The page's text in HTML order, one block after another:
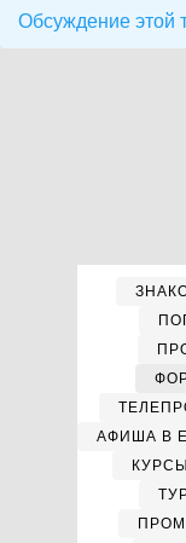
Обсуждение этой
АФИША В